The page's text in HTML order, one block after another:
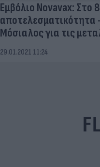
Εμβόλιο Novavax: Στο
αποτελεσματικότητα
Μόσιαλος για τις
29.01.2021 11:24